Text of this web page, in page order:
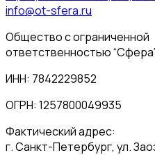
info@ot-sfera.ru
Общество с ограниченной
ответственностью
ИНН: 7842229852
ОГРН: 1257800049935
Фактический адрес:
г. Санкт-Петербург, ул.